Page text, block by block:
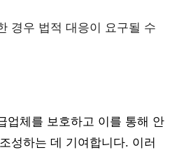
경우 법적 대응이 요구될 수
업체를 보호하고 이를 통해 안
성하는 데 기여합니다. 이러